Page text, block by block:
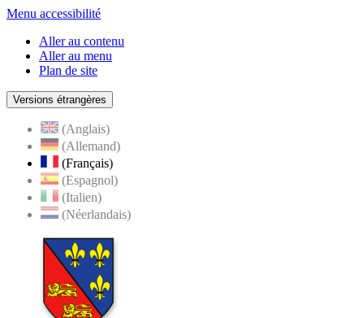
Menu accessibilité
Aller au contenu
Aller au menu
Plan de site
Versions étrangères
(Anglais)
(Allemand)
(Français)
(Espagnol)
(Italien)
(Néerlandais)